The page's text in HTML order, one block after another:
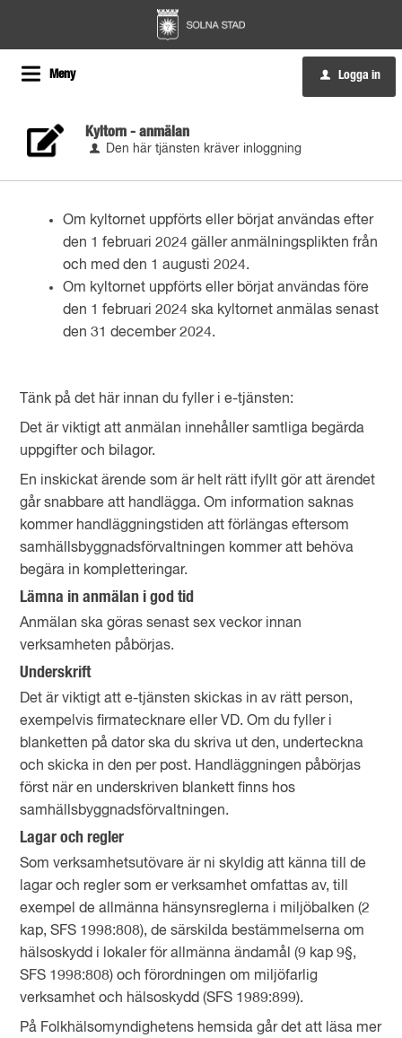
Meny u Logga in
Kyltorn - anmälan
Den här tjänsten kräver inloggning
Om kyltornet uppförts eller börjat användas efter
den 1 februari 2024 gäller anmälningsplikten från
och med den 1 augusti 2024.
Om kyltornet uppförts eller börjat användas före
den 1 februari 2024 ska kyltornet anmälas senast
den 31 december 2024.
Tänk på det här innan du fyller i e-tjänsten:
Det är viktigt att anmälan innehåller samtliga begärda
uppgifter och bilagor.
En inskickat ärende som är helt rätt ifyllt gör att ärendet
går snabbare att handlägga. Om information saknas
kommer handläggningstiden att förlängas eftersom
samhällsbyggnadsförvaltningen kommer att behöva
begära in kompletteringar.
Lämna in anmälan i god tid
Anmälan ska göras senast sex veckor innan
verksamheten påbörjas.
Underskrift
Det är viktigt att e-tjänsten skickas in av rätt person,
exempelvis firmatecknare eller VD. Om du fyller i
blanketten på dator ska du skriva ut den, underteckna
och skicka in den per post. Handläggningen påbörjas
först när en underskriven blankett finns hos
samhällsbyggnadsförvaltningen.
Lagar och regler
Som verksamhetsutövare är ni skyldig att känna till de
lagar och regler som er verksamhet omfattas av, till
exempel de allmänna hänsynsreglerna i miljöbalken (2
kap, SFS 1998:808), de särskilda bestämmelserna om
hälsoskydd i lokaler för allmänna ändamål (9 kap 9§,
SFS 1998:808) och förordningen om miljöfarlig
verksamhet och hälsoskydd (SFS 1989:899).
På Folkhälsomyndighetens hemsida går det att läsa mer